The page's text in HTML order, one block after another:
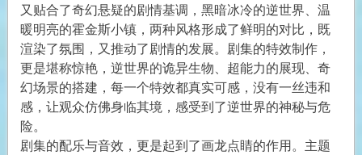
又贴合了奇幻悬疑的剧情基调，黑暗冰冷的逆世界、温
暖明亮的霍金斯小镇，两种风格形成了鲜明的对比，既
渲染了氛围，又推动了剧情的发展。剧集的特效制作，
更是堪称惊艳，逆世界的诡异生物、超能力的展现、奇
幻场景的搭建，每一个特效都真实可感，没有一丝违和
感，让观众仿佛身临其境，感受到了逆世界的神秘与危
险。
剧集的配乐与音效，更是起到了画龙点睛的作用。主题